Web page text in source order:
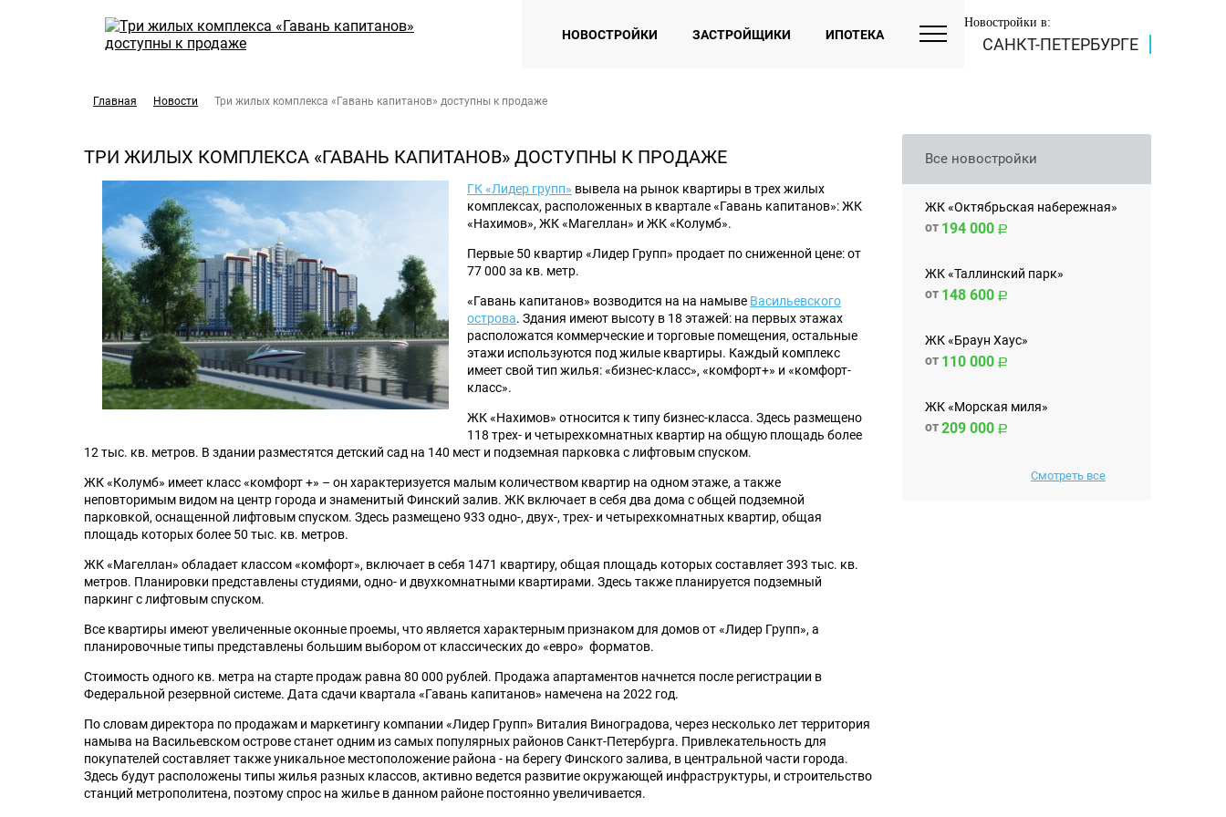
НОВОСТРОЙКИ ЗАСТРОЙЩИКИ ИПОТЕКА
Новостройки в:
САНКТ-ПЕТЕРБУРГЕ
Главная Новости Три жилых комплекса «Гавань капитанов» доступны к продаже
ТРИ ЖИЛЫХ КОМПЛЕКСА «ГАВАНЬ КАПИТАНОВ» ДОСТУПНЫ К ПРОДАЖЕ
ГК «Лидер групп» вывела на рынок квартиры в трех жилых
комплексах, расположенных в квартале «Гавань капитанов»: ЖК
«Нахимов», ЖК «Магеллан» и ЖК «Колумб».
Первые 50 квартир «Лидер Групп» продает по сниженной цене: от
77 000 за кв. метр.
«Гавань капитанов» возводится на на намыве Васильевского
острова. Здания имеют высоту в 18 этажей: на первых этажах
расположатся коммерческие и торговые помещения, остальные
этажи используются под жилые квартиры. Каждый комплекс
имеет свой тип жилья: «бизнес-класс», «комфорт+» и «комфорт-
класс».
ЖК «Нахимов» относится к типу бизнес-класса. Здесь размещено
118 трех- и четырехкомнатных квартир на общую площадь более
12 тыс. кв. метров. В здании разместятся детский сад на 140 мест и подземная парковка с лифтовым спуском.
ЖК «Колумб» имеет класс «комфорт +» – он характеризуется малым количеством квартир на одном этаже, а также
неповторимым видом на центр города и знаменитый Финский залив. ЖК включает в себя два дома с общей подземной
парковкой, оснащенной лифтовым спуском. Здесь размещено 933 одно-, двух-, трех- и четырехкомнатных квартир, общая
площадь которых более 50 тыс. кв. метров.
ЖК «Магеллан» обладает классом «комфорт», включает в себя 1471 квартиру, общая площадь которых составляет 393 тыс. кв.
метров. Планировки представлены студиями, одно- и двухкомнатными квартирами. Здесь также планируется подземный
паркинг с лифтовым спуском.
Все квартиры имеют увеличенные оконные проемы, что является характерным признаком для домов от «Лидер Групп», а
планировочные типы представлены большим выбором от классических до «евро» форматов.
Стоимость одного кв. метра на старте продаж равна 80 000 рублей. Продажа апартаментов начнется после регистрации в
Федеральной резервной системе. Дата сдачи квартала «Гавань капитанов» намечена на 2022 год.
По словам директора по продажам и маркетингу компании «Лидер Групп» Виталия Виноградова, через несколько лет территория
намыва на Васильевском острове станет одним из самых популярных районов Санкт-Петербурга. Привлекательность для
покупателей составляет также уникальное местоположение района - на берегу Финского залива, в центральной части города.
Здесь будут расположены типы жилья разных классов, активно ведется развитие окружающей инфраструктуры, и строительство
станций метрополитена, поэтому спрос на жилье в данном районе постоянно увеличивается.
Все новостройки
ЖК «Октябрьская набережная»
от 194 000
ЖК «Таллинский парк»
от 148 600
ЖК «Браун Хаус»
от 110 000
ЖК «Морская миля»
от209 000
Смотреть все